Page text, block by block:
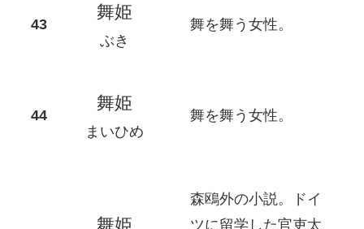
舞姫
ぶき
舞を舞う女性。
舞姫
まいひめ
舞を舞う女性。
舞姫
森鴎外の小説。ドイ
ツに留学した官吏太